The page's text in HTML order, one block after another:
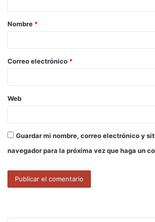
a
r
*
Nombre *
Correo electrónico *
Web
Guardar mi nombre, correo electrónico y
navegador para la próxima vez que haga un